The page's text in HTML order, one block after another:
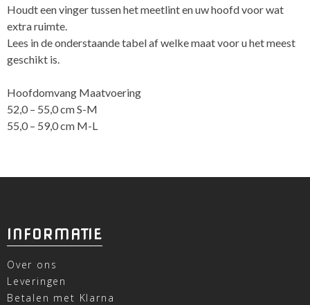
Houdt een vinger tussen het meetlint en uw hoofd voor wat
extra ruimte.
Lees in de onderstaande tabel af welke maat voor u het meest
geschikt is.
Hoofdomvang Maatvoering
52,0 – 55,0 cm S-M
55,0 – 59,0 cm M-L
INFORMATIE
Over ons
Leveringen
Betalen met Klarna